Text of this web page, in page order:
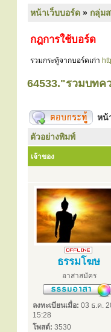
หน้าเว็บบอร์ด » กลุ่ม
กฎการใช้บอร์ด
รวมกระทู้จากบอร์ดเก่า
64533."รวมบทค
หน้
ตัวอย่างพิมพ์
เจ้าของ
ธรรมโฆษ
อาสาสมัคร
ลงทะเบียนเมื่อ: 03 ธ.ค.
15:28
โพสต์: 3530